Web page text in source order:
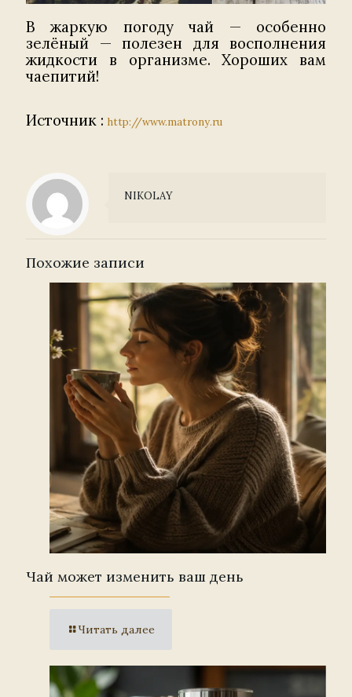
В жаркую погоду чай — особенно
зелёный — полезен для восполнения
жидкости в организме. Хороших вам
чаепитий!
Источник : http://www.matrony.ru
NIKOLAY
Похожие записи
Чай может изменить ваш день
Читать далее